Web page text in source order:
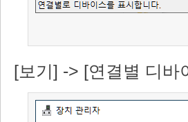
[보기] -> [연결별 디바